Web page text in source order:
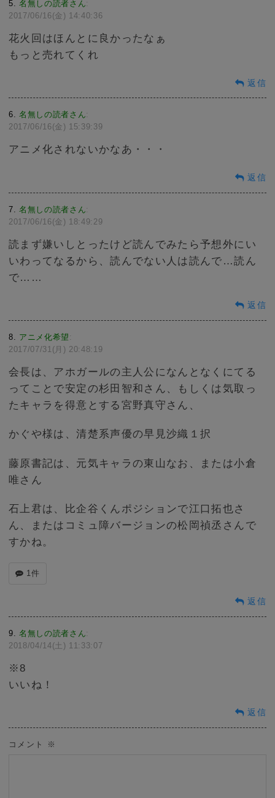
5 名無しの読者さん:
2017/06/16(金) 14:40:36
花火回はほんとに良かったなぁ
もっと売れてくれ
返信
6 名無しの読者さん:
2017/06/16(金) 15:39:39
アニメ化されないかなあ・・・
返信
7 名無しの読者さん:
2017/06/16(金) 18:49:29
読まず嫌いしとったけど読んでみたら予想外にい
いわってなるから、読んでない人は読んで…読ん
で……
返信
8 アニメ化希望 :
2017/07/31(月) 20:48:19
会長は、アホガールの主人公になんとなくにてる
ってことで安定の杉田智和さん、もしくは気取っ
たキャラを得意とする宮野真守さん、
かぐや様は、清楚系声優の早見沙織１択
藤原書記は、元気キャラの東山なお、または小倉
唯さん
石上君は、比企谷くんポジションで江口拓也さ
ん、またはコミュ障バージョンの松岡禎丞さんで
すかね。
1件
返信
9 名無しの読者さん:
2018/04/14(土) 11:33:07
※8
いいね！
返信
コメント ※